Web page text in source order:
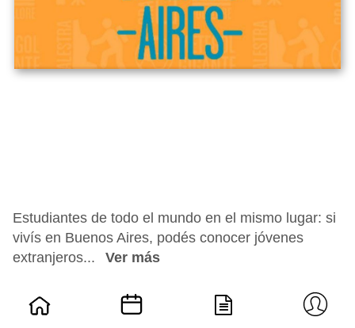
Estudiantes de todo el mundo en el mismo lugar: si
vivís en Buenos Aires, podés conocer jóvenes
extranjeros...
Ver más